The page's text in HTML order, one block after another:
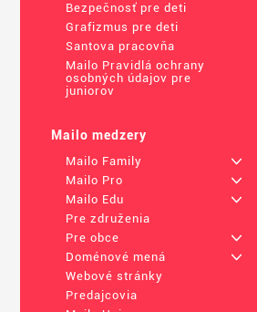
Bezpečnosť pre deti
Grafizmus pre deti
Santova pracovňa
Mailo Pravidlá ochrany
osobných údajov pre
juniorov
Mailo medzery
Mailo Family
+
Mailo Pro
+
Mailo Edu
+
Pre združenia
Pre obce
+
Doménové mená
+
Webové stránky
Predajcovia